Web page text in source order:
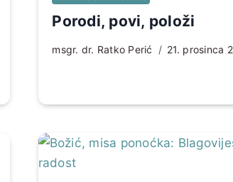
Porodi, povi, položi
msgr. dr. Ratko Perić 21. prosinca